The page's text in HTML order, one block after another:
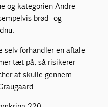
og kategorien Andre
brød- og
forhandler en aftale
tæt på, så risikerer
at skulle gennem